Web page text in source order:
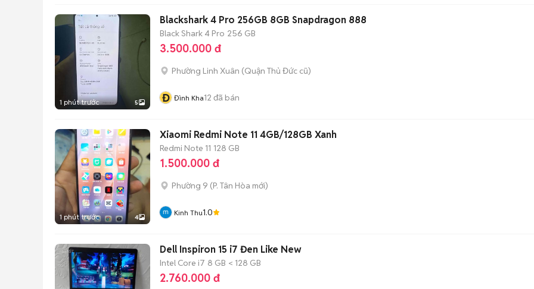
1 phút trước 5
Blackshark 4 Pro 256GB 8GB Snapdragon 888
Black Shark 4 Pro 256 GB
3.500.000 đ
Phường Linh Xuân (Quận Thủ Đức cũ)
Đ Đình Kha12 đã bán
1 phút trước 4
Xiaomi Redmi Note 11 4GB/128GB Xanh
Redmi Note 11 128 GB
1.500.000 đ
Phường 9 (P. Tân Hòa mới)
Kinh Thu1.0
Dell Inspiron 15 i7 Đen Like New
Intel Core i7 8 GB < 128 GB
2.760.000 đ